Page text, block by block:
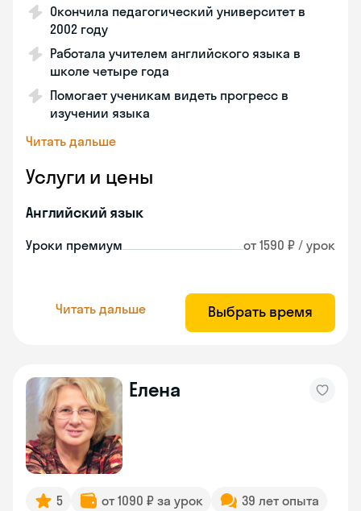
Окончила педагогический университет в
2002 году
Работала учителем английского языка в
школе четыре года
Помогает ученикам видеть прогресс в
изучении языка
Читать дальше
Услуги и цены
Английский язык
Уроки премиум от 1590 ₽ / урок
Читать дальше Выбрать время
Елена
5 от 1090 ₽ за урок
39 лет опыта